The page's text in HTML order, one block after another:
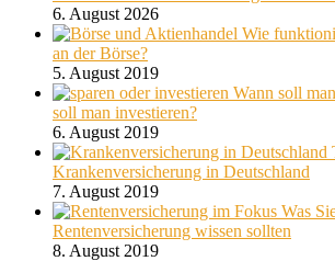
6. August 2026
Wie
an der Börse?
5. August 2019
Wann soll
soll man investieren?
6. August 2019
Krankenversicherung in Deutschland
7. August 2019
Was
Rentenversicherung wissen sollten
8. August 2019